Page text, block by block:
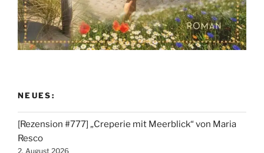
NEUES:
[Rezension #777] „Creperie mit Meerblick“ von Maria
Resco
2. August 2026